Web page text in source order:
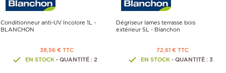
Conditionneur anti-UV Incolore 1L -
BLANCHON
38,56 € TTC
EN STOCK - QUANTITÉ : 2
Dégriseur lames terrasse bois
extérieur 5L - Blanchon
72,61 € TTC
EN STOCK - QUANTITÉ : 3